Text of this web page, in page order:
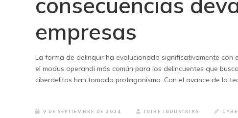
empresas
La forma de delinquir ha evolucionado significativamente
el modus operandi más común para los delincuentes que
ciberdelitos han tomado protagonismo. Con el avance de la
9 DE SEPTIEMBRE DE 2024 INIBE INDUSTRIAS